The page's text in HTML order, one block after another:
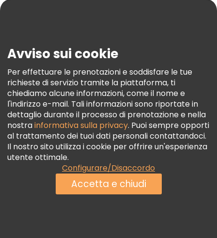
Termini E Condizioni
Informativa Sui Cookie
Freetour Premi
Programma Di Fidelizzazione
Avviso sui cookie
Per effettuare le prenotazioni e soddisfare le tue
richieste di servizio tramite la piattaforma, ti
chiediamo alcune informazioni, come il nome e
l'indirizzo e-mail. Tali informazioni sono riportate in
dettaglio durante il processo di prenotazione e nella
nostrainformativa sulla privacy. Puoi sempre opporti
al trattamento dei tuoi dati personali contattandoci.
Il nostro sito utilizza i cookie per offrire un'esperienza
utente ottimale.
Configurare/Disaccordo
Accetta e chiudi